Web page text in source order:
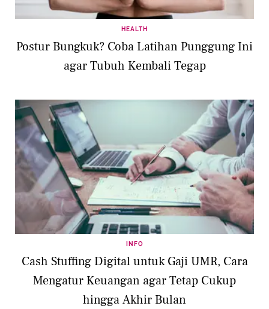
HEALTH
Postur Bungkuk? Coba Latihan Punggung Ini
agar Tubuh Kembali Tegap
INFO
Cash Stuffing Digital untuk Gaji UMR, Cara
Mengatur Keuangan agar Tetap Cukup
hingga Akhir Bulan